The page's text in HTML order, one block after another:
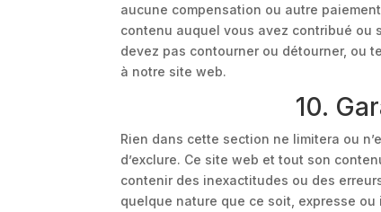
aucune compensation ou autre
contenu auquel vous avez contribué ou
devez pas contourner ou détourner, ou
à notre site web.
10.
Rien dans cette section ne limitera ou
d’exclure. Ce site web et tout son
contenir des inexactitudes ou des
quelque nature que ce soit, expresse